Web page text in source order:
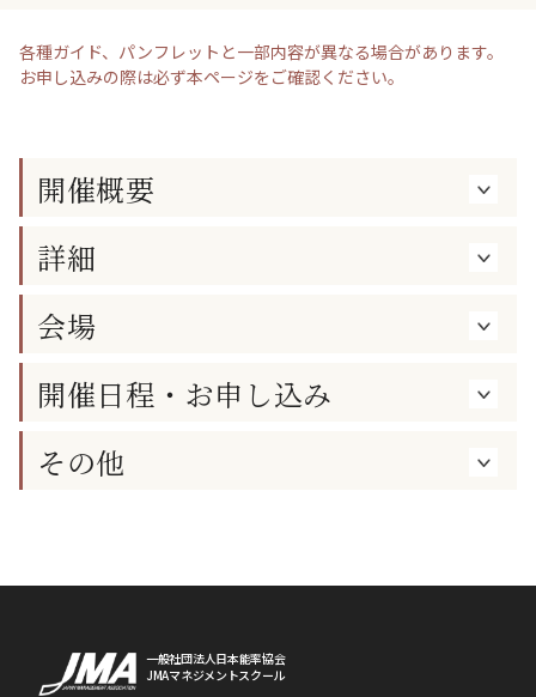
各種ガイド、パンフレットと一部内容が異なる場合があります。
お申し込みの際は必ず本ページをご確認ください。
開催概要
詳細
会場
開催日程・お申し込み
その他
一般社団法人日本能率協会
JMAマネジメントスクール